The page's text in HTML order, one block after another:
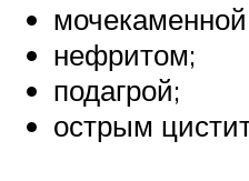
нефритом;
подагрой;
острым